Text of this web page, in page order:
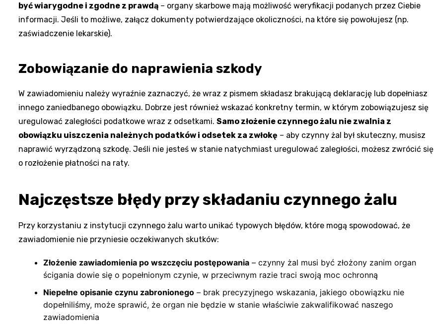
być wiarygodne i zgodne z prawdą – organy skarbowe mają możliwość weryfikacji podanych przez Ciebie
informacji. Jeśli to możliwe, załącz dokumenty potwierdzające okoliczności, na które się powołujesz (np.
zaświadczenie lekarskie).
Zobowiązanie do naprawienia szkody
W zawiadomieniu należy wyraźnie zaznaczyć, że wraz z pismem składasz brakującą deklarację lub dopełniasz
innego zaniedbanego obowiązku. Dobrze jest również wskazać konkretny termin, w którym zobowiązujesz się
uregulować zaległości podatkowe wraz z odsetkami. Samo złożenie czynnego żalu nie zwalnia z
obowiązku uiszczenia należnych podatków i odsetek za zwłokę – aby czynny żal był skuteczny, musisz
naprawić wyrządzoną szkodę. Jeśli nie jesteś w stanie natychmiast uregulować zaległości, możesz zwrócić się
o rozłożenie płatności na raty.
Najczęstsze błędy przy składaniu czynnego żalu
Przy korzystaniu z instytucji czynnego żalu warto unikać typowych błędów, które mogą spowodować, że
zawiadomienie nie przyniesie oczekiwanych skutków:
Złożenie zawiadomienia po wszczęciu postępowania – czynny żal musi być złożony zanim organ
ścigania dowie się o popełnionym czynie, w przeciwnym razie traci swoją moc ochronną
Niepełne opisanie czynu zabronionego – brak precyzyjnego wskazania, jakiego obowiązku nie
dopełniliśmy, może sprawić, że organ nie będzie w stanie właściwie zakwalifikować naszego
zawiadomienia